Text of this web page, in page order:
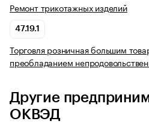
Ремонт трикотажных изделий
47.19.1
Торговля розничная большим
преобладанием
Другие
ОКВЭД